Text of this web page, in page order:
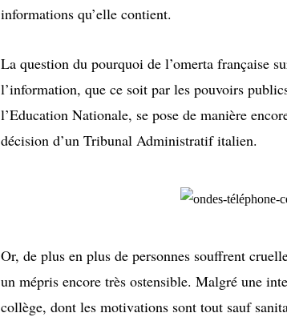
informations qu’elle contient.
La question du pourquoi de l’omerta française
l’information, que ce soit par les pouvoirs
l’Education Nationale, se pose de manière
décision d’un Tribunal Administratif italien.
Or, de plus en plus de personnes souffrent
un mépris encore très ostensible. Malgré une
collège, dont les motivations sont tout sauf